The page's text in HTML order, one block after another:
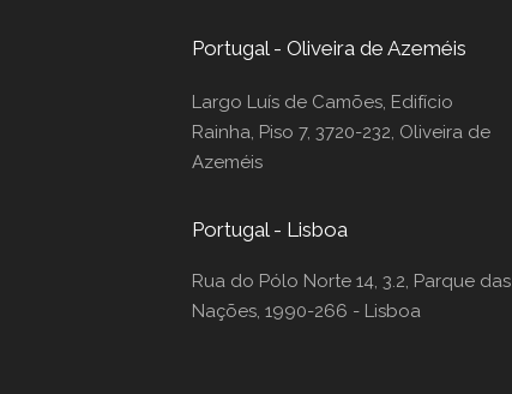
Portugal - Oliveira de Azeméis
Largo Luís de Camões, Edifício
Rainha, Piso 7, 3720-232, Oliveira de
Azeméis
Portugal - Lisboa
Rua do Pólo Norte 14, 3.2, Parque das
Nações, 1990-266 - Lisboa